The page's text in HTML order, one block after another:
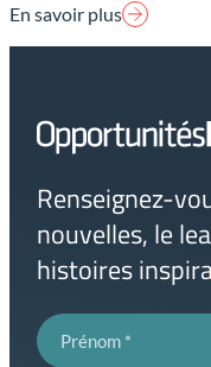
En savoir plus
Lien
page
Renseignez-
nouvelles, le
histoires
Prénom